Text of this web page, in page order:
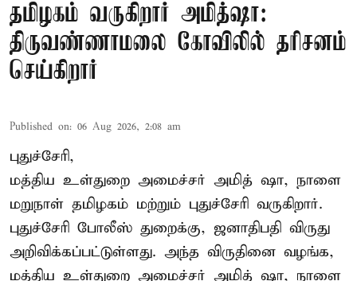
தமிழகம் வருகிறார் அமித்ஷா:
திருவண்ணாமலை கோவிலில் தரிசனம்
செய்கிறார்
Published on: 06 Aug 2026, 2:08 am
புதுச்சேரி,
மத்திய உள்துறை அமைச்சர் அமித் ஷா, நாளை
மறுநாள் தமிழகம் மற்றும் புதுச்சேரி வருகிறார்.
புதுச்சேரி போலீஸ் துறைக்கு, ஜனாதிபதி விருது
அறிவிக்கப்பட்டுள்ளது. அந்த விருதினை வழங்க,
மத்திய உள்துறை அமைச்சர் அமித் ஷா, நாளை